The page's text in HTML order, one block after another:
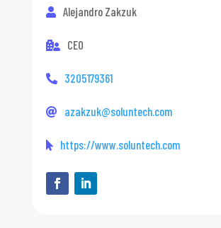
Alejandro Zakzuk
CEO
3205179361
azakzuk@soluntech.com
https://www.soluntech.com